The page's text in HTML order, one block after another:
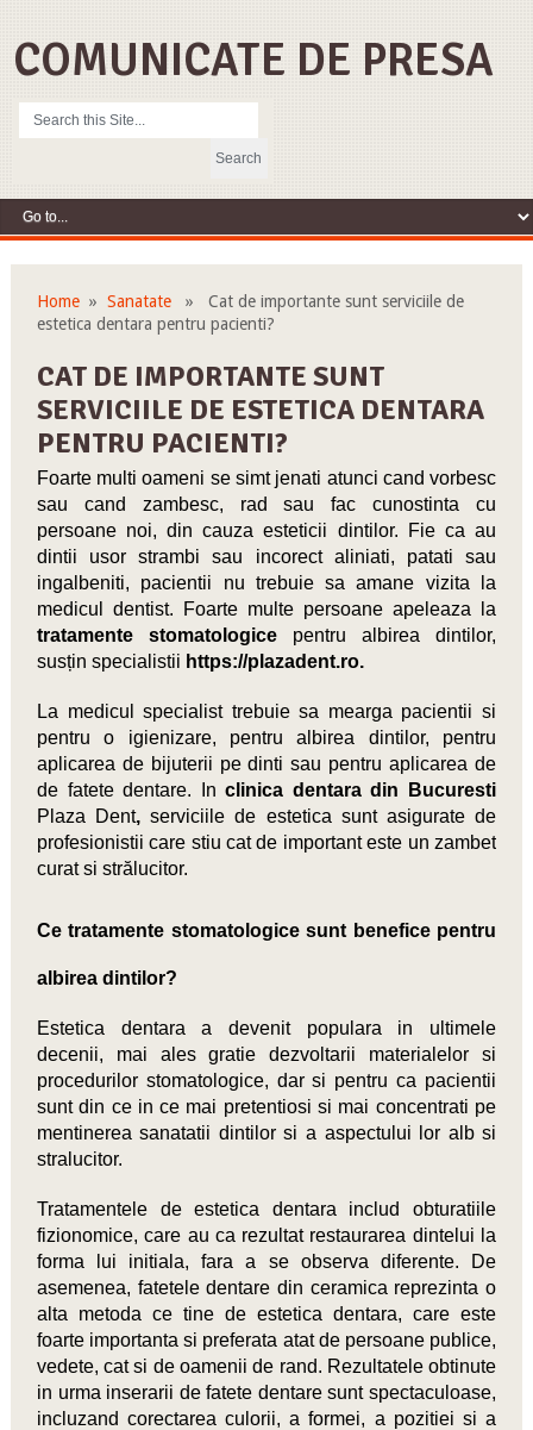
COMUNICATE DE PRESA
Home» Sanatate» Cat de importante sunt serviciile de
estetica dentara pentru pacienti?
CAT DE IMPORTANTE SUNT
SERVICIILE DE ESTETICA DENTARA
PENTRU PACIENTI?
Foarte multi oameni se simt jenati atunci cand vorbesc
sau cand zambesc, rad sau fac cunostinta cu
persoane noi, din cauza esteticii dintilor. Fie ca au
dintii usor strambi sau incorect aliniati, patati sau
ingalbeniti, pacientii nu trebuie sa amane vizita la
medicul dentist. Foarte multe persoane apeleaza la
tratamente stomatologicepentru albirea dintilor,
susțin specialistii https://plazadent.ro.
La medicul specialist trebuie sa mearga pacientii si
pentru o igienizare, pentru albirea dintilor, pentru
aplicarea de bijuterii pe dinti sau pentru aplicarea de
de fatete dentare. Inclinica dentara din Bucuresti
Plaza Dent,serviciile de estetica sunt asigurate de
profesionistii care stiu cat de important este un zambet
curat si strălucitor.
Cetratamente stomatologicesunt benefice pentru
albirea dintilor?
Estetica dentara a devenit populara in ultimele
decenii, mai ales gratie dezvoltarii materialelor si
procedurilor stomatologice, dar si pentru ca pacientii
sunt din ce in ce mai pretentiosi si mai concentrati pe
mentinerea sanatatii dintilor si a aspectului lor alb si
stralucitor.
Tratamentele de estetica dentara includ obturatiile
fizionomice, care au ca rezultat restaurarea dintelui la
forma lui initiala, fara a se observa diferente. De
asemenea, fatetele dentare din ceramica reprezinta o
alta metoda ce tine de estetica dentara, care este
foarte importanta si preferata atat de persoane publice,
vedete, cat si de oamenii de rand. Rezultatele obtinute
in urma inserarii de fatete dentare sunt spectaculoase,
incluzand corectarea culorii, a formei, a pozitiei si a